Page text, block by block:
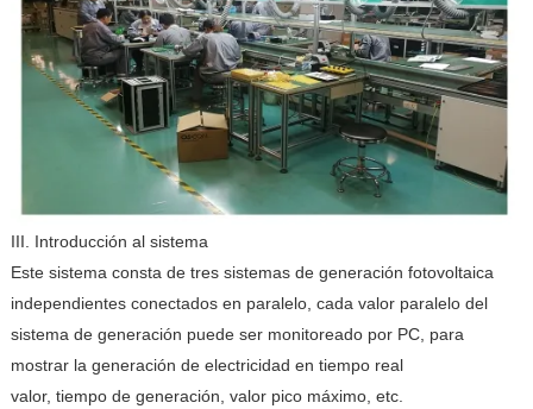
III. Introducción al sistema
Este sistema consta de tres sistemas de generación fotovoltaica
independientes conectados en paralelo, cada valor paralelo del
sistema de generación puede ser monitoreado por PC, para
mostrar la generación de electricidad en tiempo real
valor, tiempo de generación, valor pico máximo, etc.